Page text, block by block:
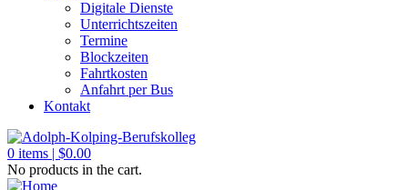
Digitale Dienste
Unterrichtszeiten
Termine
Blockzeiten
Fahrtkosten
Anfahrt per Bus
Kontakt
0 items | $0.00
No products in the cart.